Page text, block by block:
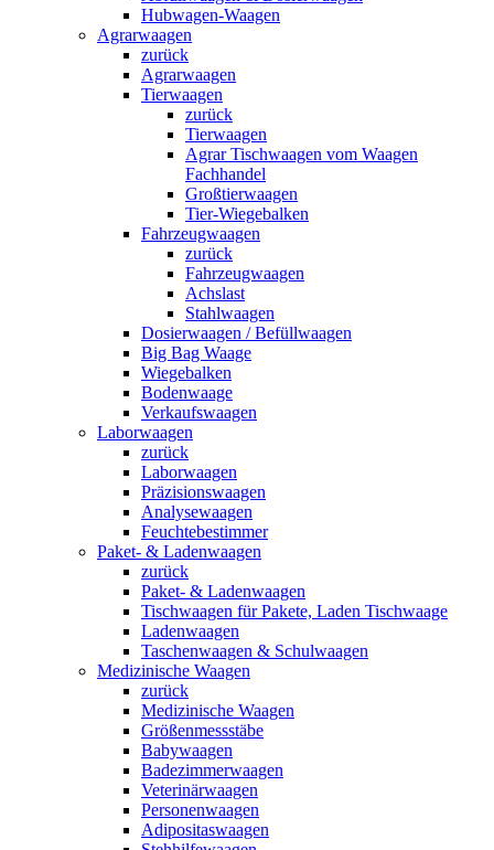
Hubwagen-Waagen
Agrarwaagen
zurück
Agrarwaagen
Tierwaagen
zurück
Tierwaagen
Agrar Tischwaagen vom Waagen
Fachhandel
Großtierwaagen
Tier-Wiegebalken
Fahrzeugwaagen
zurück
Fahrzeugwaagen
Achslast
Stahlwaagen
Dosierwaagen / Befüllwaagen
Big Bag Waage
Wiegebalken
Bodenwaage
Verkaufswaagen
Laborwaagen
zurück
Laborwaagen
Präzisionswaagen
Analysewaagen
Feuchtebestimmer
Paket- & Ladenwaagen
zurück
Paket- & Ladenwaagen
Tischwaagen für Pakete, Laden Tischwaage
Ladenwaagen
Taschenwaagen & Schulwaagen
Medizinische Waagen
zurück
Medizinische Waagen
Größenmessstäbe
Babywaagen
Badezimmerwaagen
Veterinärwaagen
Personenwaagen
Adipositaswaagen